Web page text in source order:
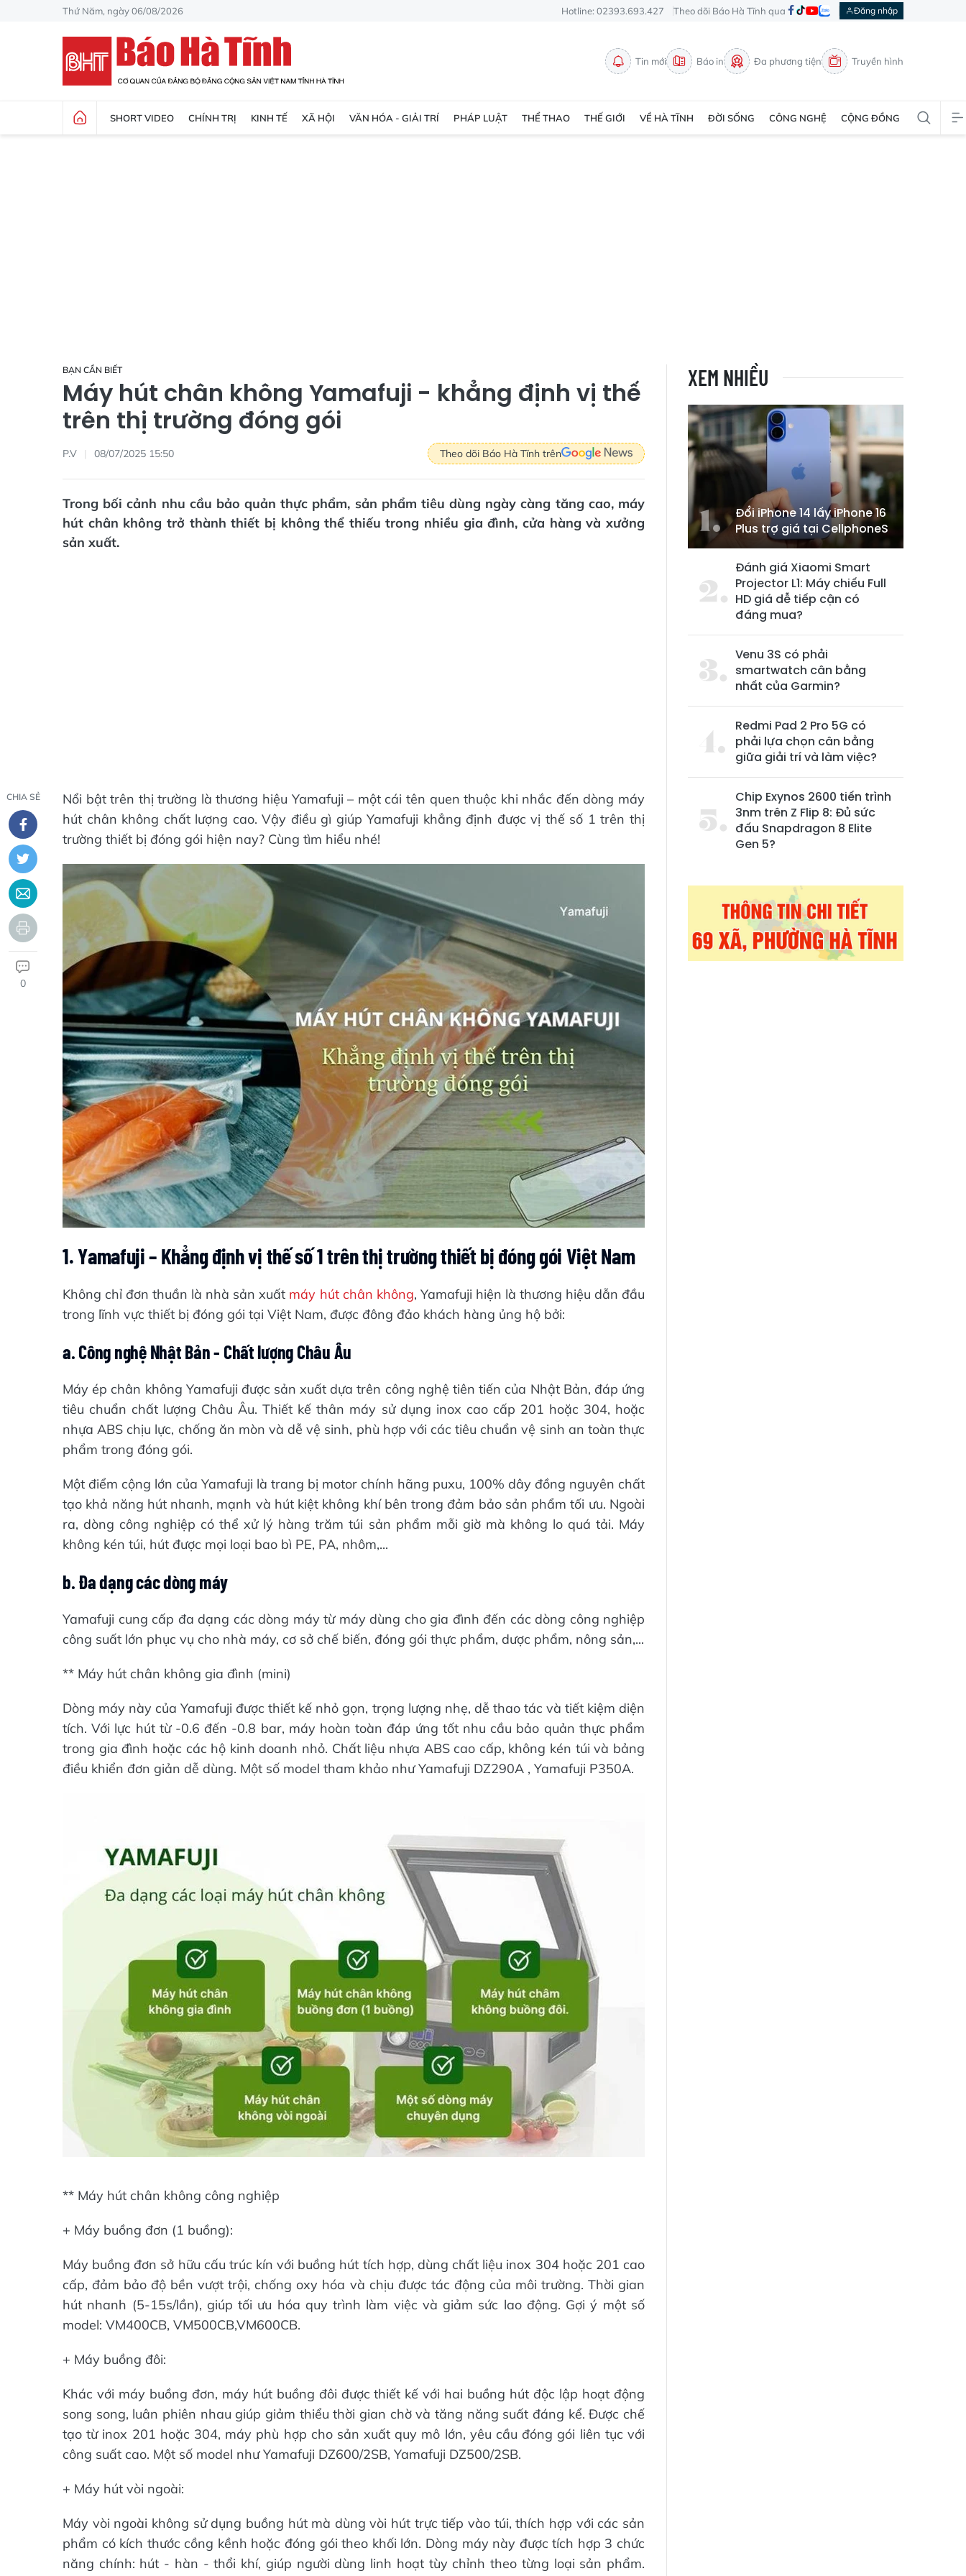
Thứ Năm, ngày 06/08/2026 Hotline: 02393.693.427 Theo dõi Báo Hà Tĩnh qua Đăng nhập
Tin mới Báo in Đa phương tiện Truyền hình
SHORT VIDEO CHÍNH TRỊ KINH TẾ XÃ HỘI VĂN HÓA - GIẢI TRÍ PHÁP LUẬT THỂ THAO THẾ GIỚI VỀ HÀ TĨNH ĐỜI SỐNG CÔNG NGHỆ CỘNG ĐỒNG
BẠN CẦN BIẾT
Máy hút chân không Yamafuji - khẳng định vị thế
trên thị trường đóng gói
P.V 08/07/2025 15:50 Theo dõi Báo Hà Tĩnh trên
Trong bối cảnh nhu cầu bảo quản thực phẩm, sản phẩm tiêu dùng ngày càng tăng cao, máy
hút chân không trở thành thiết bị không thể thiếu trong nhiều gia đình, cửa hàng và xưởng
sản xuất.
CHIA SẺ
0
Nổi bật trên thị trường là thương hiệu Yamafuji – một cái tên quen thuộc khi nhắc đến dòng máy
hút chân không chất lượng cao. Vậy điều gì giúp Yamafuji khẳng định được vị thế số 1 trên thị
trường thiết bị đóng gói hiện nay? Cùng tìm hiểu nhé!
1. Yamafuji – Khẳng định vị thế số 1 trên thị trường thiết bị đóng gói Việt Nam
Không chỉ đơn thuần là nhà sản xuất máy hút chân không, Yamafuji hiện là thương hiệu dẫn đầu
trong lĩnh vực thiết bị đóng gói tại Việt Nam, được đông đảo khách hàng ủng hộ bởi:
a. Công nghệ Nhật Bản - Chất lượng Châu Âu
Máy ép chân không Yamafuji được sản xuất dựa trên công nghệ tiên tiến của Nhật Bản, đáp ứng
tiêu chuẩn chất lượng Châu Âu. Thiết kế thân máy sử dụng inox cao cấp 201 hoặc 304, hoặc
nhựa ABS chịu lực, chống ăn mòn và dễ vệ sinh, phù hợp với các tiêu chuẩn vệ sinh an toàn thực
phẩm trong đóng gói.
Một điểm cộng lớn của Yamafuji là trang bị motor chính hãng puxu, 100% dây đồng nguyên chất
tạo khả năng hút nhanh, mạnh và hút kiệt không khí bên trong đảm bảo sản phẩm tối ưu. Ngoài
ra, dòng công nghiệp có thể xử lý hàng trăm túi sản phẩm mỗi giờ mà không lo quá tải. Máy
không kén túi, hút được mọi loại bao bì PE, PA, nhôm,...
b. Đa dạng các dòng máy
Yamafuji cung cấp đa dạng các dòng máy từ máy dùng cho gia đình đến các dòng công nghiệp
công suất lớn phục vụ cho nhà máy, cơ sở chế biến, đóng gói thực phẩm, dược phẩm, nông sản,...
** Máy hút chân không gia đình (mini)
Dòng máy này của Yamafuji được thiết kế nhỏ gọn, trọng lượng nhẹ, dễ thao tác và tiết kiệm diện
tích. Với lực hút từ -0.6 đến -0.8 bar, máy hoàn toàn đáp ứng tốt nhu cầu bảo quản thực phẩm
trong gia đình hoặc các hộ kinh doanh nhỏ. Chất liệu nhựa ABS cao cấp, không kén túi và bảng
điều khiển đơn giản dễ dùng. Một số model tham khảo như Yamafuji DZ290A , Yamafuji P350A.
** Máy hút chân không công nghiệp
+ Máy buồng đơn (1 buồng):
Máy buồng đơn sở hữu cấu trúc kín với buồng hút tích hợp, dùng chất liệu inox 304 hoặc 201 cao
cấp, đảm bảo độ bền vượt trội, chống oxy hóa và chịu được tác động của môi trường. Thời gian
hút nhanh (5-15s/lần), giúp tối ưu hóa quy trình làm việc và giảm sức lao động. Gợi ý một số
model: VM400CB, VM500CB,VM600CB.
+ Máy buồng đôi:
Khác với máy buồng đơn, máy hút buồng đôi được thiết kế với hai buồng hút độc lập hoạt động
song song, luân phiên nhau giúp giảm thiểu thời gian chờ và tăng năng suất đáng kể. Được chế
tạo từ inox 201 hoặc 304, máy phù hợp cho sản xuất quy mô lớn, yêu cầu đóng gói liên tục với
công suất cao. Một số model như Yamafuji DZ600/2SB, Yamafuji DZ500/2SB.
+ Máy hút vòi ngoài:
Máy vòi ngoài không sử dụng buồng hút mà dùng vòi hút trực tiếp vào túi, thích hợp với các sản
phẩm có kích thước cồng kềnh hoặc đóng gói theo khối lớn. Dòng máy này được tích hợp 3 chức
năng chính: hút - hàn - thổi khí, giúp người dùng linh hoạt tùy chỉnh theo từng loại sản phẩm.
XEM NHIỀU
Đổi iPhone 14 lấy iPhone 16
Plus trợ giá tại CellphoneS
Đánh giá Xiaomi Smart
Projector L1: Máy chiếu Full
HD giá dễ tiếp cận có
đáng mua?
Venu 3S có phải
smartwatch cân bằng
nhất của Garmin?
Redmi Pad 2 Pro 5G có
phải lựa chọn cân bằng
giữa giải trí và làm việc?
Chip Exynos 2600 tiến trình
3nm trên Z Flip 8: Đủ sức
đấu Snapdragon 8 Elite
Gen 5?